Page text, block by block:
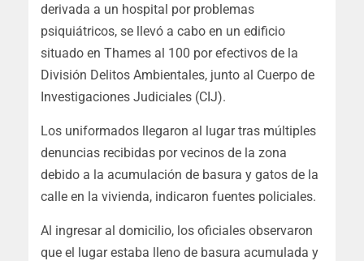
derivada a un hospital por problemas
psiquiátricos, se llevó a cabo en un edificio
situado en Thames al 100 por efectivos de la
División Delitos Ambientales, junto al Cuerpo de
Investigaciones Judiciales (CIJ).
Los uniformados llegaron al lugar tras múltiples
denuncias recibidas por vecinos de la zona
debido a la acumulación de basura y gatos de la
calle en la vivienda, indicaron fuentes policiales.
Al ingresar al domicilio, los oficiales observaron
que el lugar estaba lleno de basura acumulada y